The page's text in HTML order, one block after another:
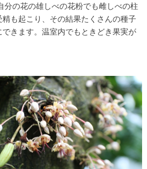
分の花の雄しべの花粉でも雌しべの柱
も起こり、その結果たくさんの種子
きます。温室内でもときどき果実が